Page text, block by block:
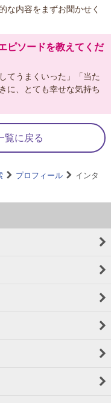
な内容をまずお聞かせく
ピソードを教えてくだ
てうまくいった」「当た
に、とても幸せな気持ち
覧に戻る
プロフィール
インタ